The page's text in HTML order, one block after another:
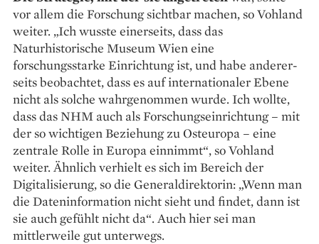
vor allem die Forschung sichtbar machen, so Vohland
weiter. „Ich wusste einerseits, dass das
Naturhistorische Museum Wien eine
forschungsstarke Einrichtung ist, und habe anderer­
seits beobachtet, dass es auf internationaler Ebene
nicht als solche wahrgenommen wurde. Ich wollte,
dass das NHM auch als Forschungseinrichtung – mit
der so wichtigen Beziehung zu Osteuropa – eine
zentrale Rolle in Europa einnimmt“, so Vohland
weiter. Ähnlich verhielt es sich im Bereich der
Digitalisierung, so die Generaldirektorin: „Wenn man
die Dateninformation nicht sieht und findet, dann ist
sie auch gefühlt nicht da“. Auch hier sei man
mittlerweile gut unterwegs.